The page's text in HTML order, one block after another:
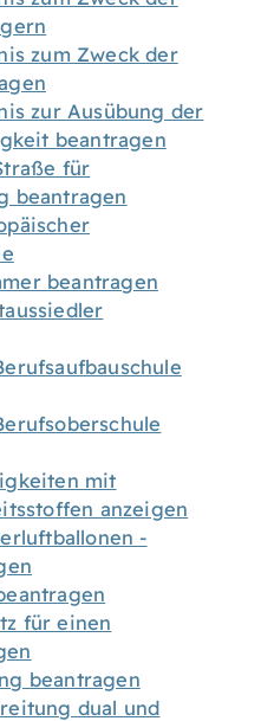
zum Zweck der
zur Ausübung der
beantragen
für
beantragen
beantragen
mit
anzeigen
-
für einen
beantragen
dual und